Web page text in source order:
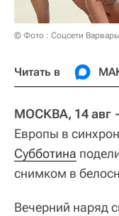
© Фото : Соцсети
Читать в
МОСКВА, 14 авг
Европы в
Субботина
снимком в
Вечерний наряд